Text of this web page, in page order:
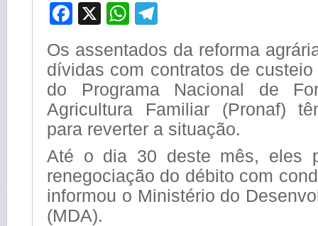
Facebook
X WhatsApp
Os assentados da reforma
dívidas com contratos de
do Programa Nacional de
Agricultura Familiar (Pronaf)
para reverter a situação.
Até o dia 30 deste mês, eles
renegociação do débito com
informou o Ministério do
(MDA).